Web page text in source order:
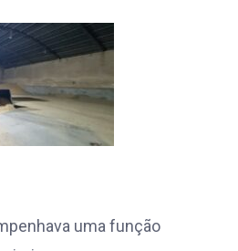
uma função